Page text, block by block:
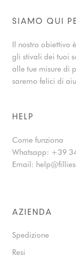
SIAMO QUI
Il nostro
gli stivali dei tuoi
alle tue misure di
saremo felici di
HELP
Come funziona
Whatsapp: +39
Email:
AZIENDA
Spedizione
Resi